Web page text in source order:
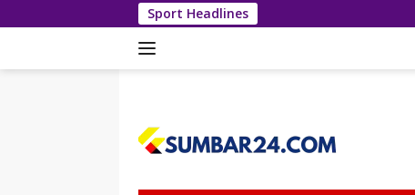
ke
Sport Headlines